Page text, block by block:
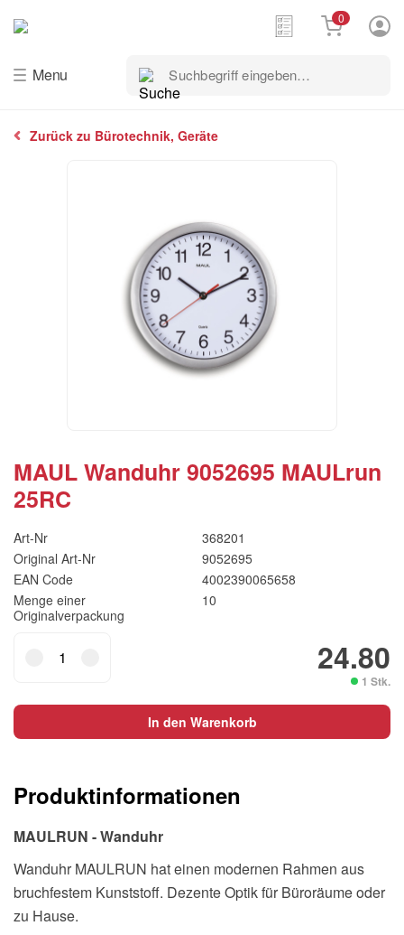
Menu
Suchbegriff
eingeben…
0
Zurück zu Bürotechnik, Geräte
MAUL Wanduhr 9052695 MAULrun
25RC
Art-Nr
368201
Original Art-Nr
9052695
EAN Code
4002390065658
Menge einer
Originalverpackung
10
24.80
1 Stk.
Wanduhr
MAULrun
25RC
In den Warenkorb
Produktinformationen
MAULRUN - Wanduhr
Wanduhr MAULRUN hat einen modernen Rahmen aus
bruchfestem Kunststoff. Dezente Optik für Büroräume oder
zu Hause.